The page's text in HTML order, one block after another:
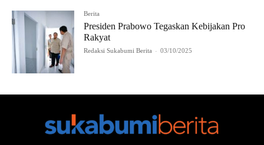
Berita
Presiden Prabowo Tegaskan Kebijakan Pro
Rakyat
Redaksi Sukabumi Berita - 03/10/2025